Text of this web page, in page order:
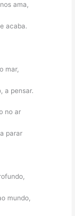
ama,
acaba.
mar,
a pensar.
no ar
parar
mundo,